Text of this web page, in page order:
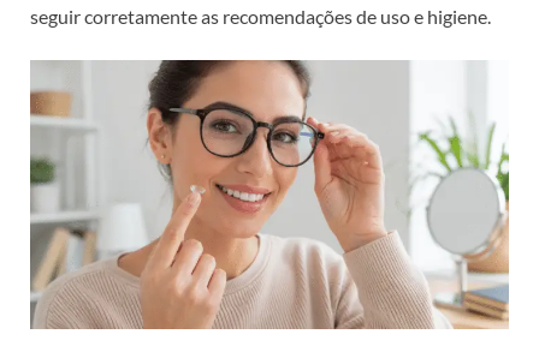
seguir corretamente as recomendações de uso e higiene.